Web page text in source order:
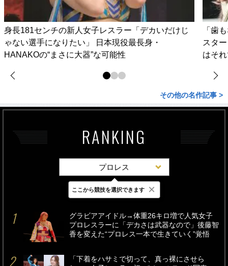
身長181センチの新人女子レスラー「デカいだけじ
ゃない選手になりたい」 日本現役最長身・
HANAKOの“まさに大器”な可能性
「歯
スタ
はそ
その他の名作記事 >
RANKING
プロレス
最新 24時間 週間
グラビアアイドル→体重26キロ増で人気女子
プロレスラーに「デカさは武器なので」後藤智
香を変えた“プロレス一本で生きていく”覚悟
「下着をハサミで切って、真っ裸にさせら
ここから競技を選択できます ×